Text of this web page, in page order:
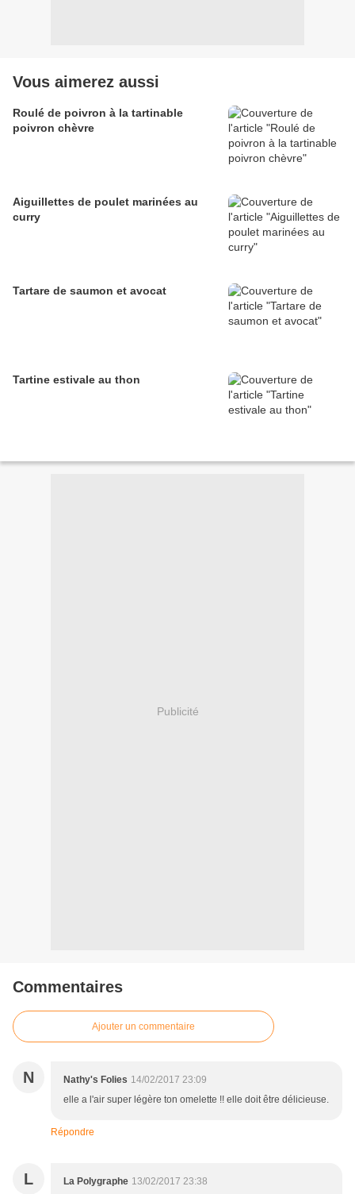
Vous aimerez aussi
Roulé de poivron à la tartinable
poivron chèvre
Aiguillettes de poulet marinées au
curry
Tartare de saumon et avocat
Tartine estivale au thon
Publicité
Commentaires
Ajouter un commentaire
N Nathy's Folies 14/02/2017 23:09
elle a l'air super légère ton omelette !! elle doit être délicieuse.
Répondre
L La Polygraphe 13/02/2017 23:38